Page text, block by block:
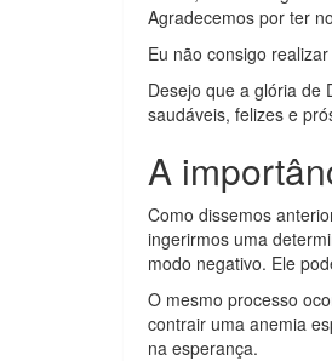
Agradecemos por ter
Eu não consigo
Desejo que a glória de
saudáveis, felizes e
A
Como dissemos
ingerirmos uma
modo negativo. Ele
O mesmo processo
contrair uma anemia
na esperança.